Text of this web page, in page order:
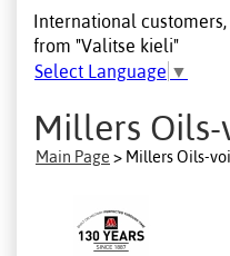
International
from "Valitse kieli"
Select Language ▼
Millers
Main Page > Millers Oils-